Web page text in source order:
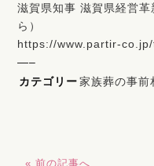
滋賀県知事 滋賀県経営革
ら）
https://www.partir-
—–
カテゴリー 家族葬の事前
« 前の記事へ